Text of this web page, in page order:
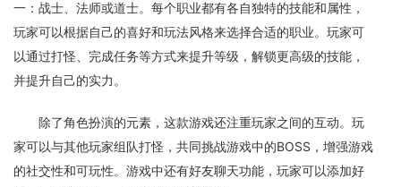
一：战士、法师或道士。每个职业都有各自独特的技能和属性，
玩家可以根据自己的喜好和玩法风格来选择合适的职业。玩家可
以通过打怪、完成任务等方式来提升等级，解锁更高级的技能，
并提升自己的实力。
除了角色扮演的元素，这款游戏还注重玩家之间的互动。玩
家可以与其他玩家组队打怪，共同挑战游戏中的BOSS，增强游戏
的社交性和可玩性。游戏中还有好友聊天功能，玩家可以添加好